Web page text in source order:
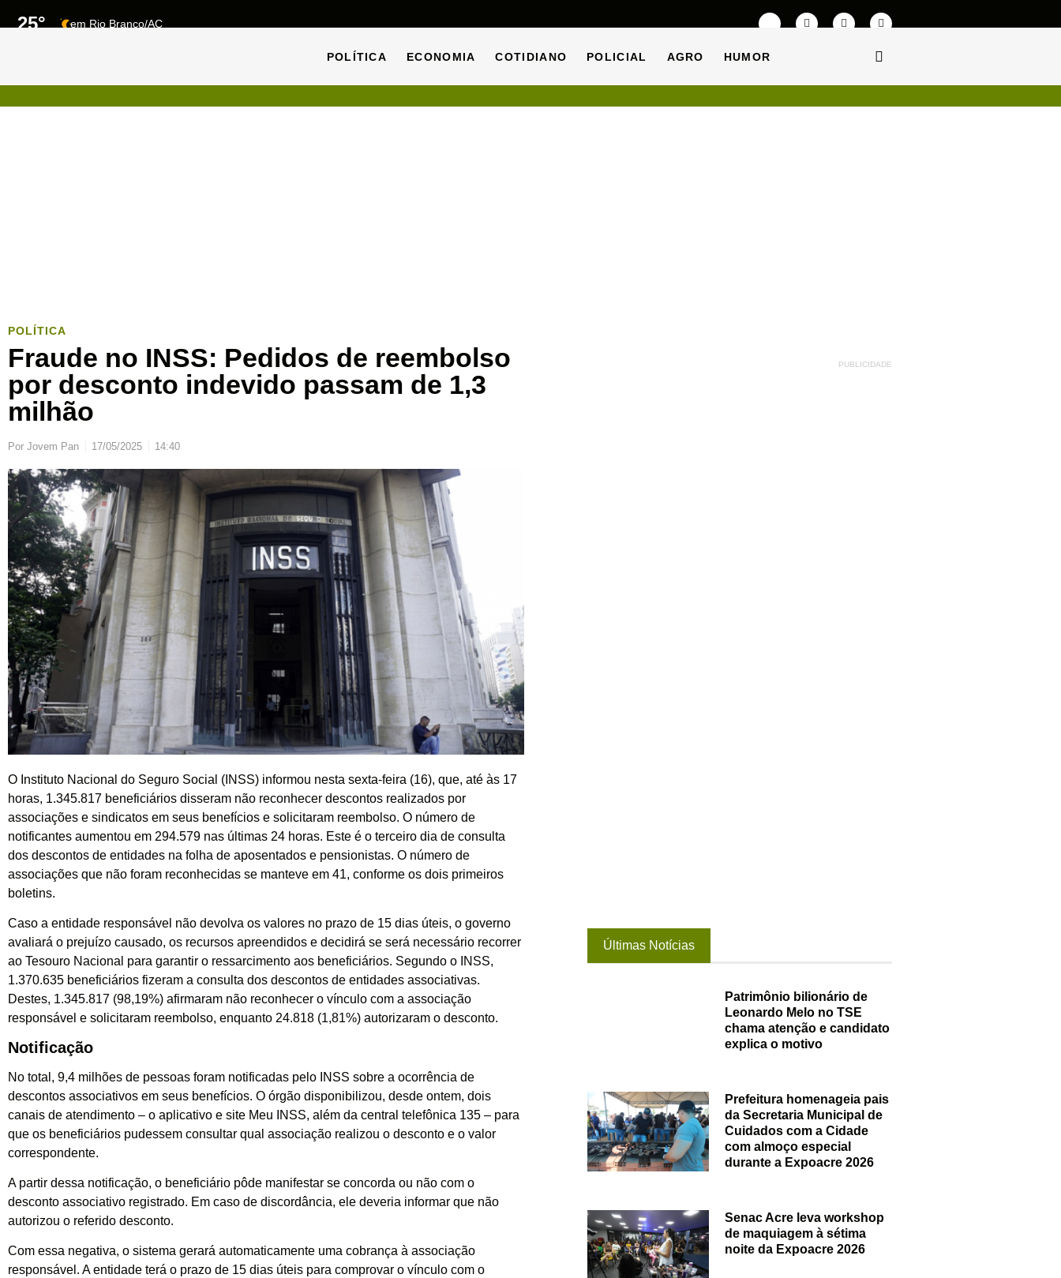
25° em Rio Branco/AC
POLÍTICA ECONOMIA COTIDIANO POLICIAL AGRO HUMOR
POLÍTICA
Fraude no INSS: Pedidos de reembolso
por desconto indevido passam de 1,3
milhão
Por Jovem Pan 17/05/2025 14:40
O Instituto Nacional do Seguro Social (INSS) informou nesta sexta-feira (16), que, até às 17
horas, 1.345.817 beneficiários disseram não reconhecer descontos realizados por
associações e sindicatos em seus benefícios e solicitaram reembolso. O número de
notificantes aumentou em 294.579 nas últimas 24 horas. Este é o terceiro dia de consulta
dos descontos de entidades na folha de aposentados e pensionistas. O número de
associações que não foram reconhecidas se manteve em 41, conforme os dois primeiros
boletins.
Caso a entidade responsável não devolva os valores no prazo de 15 dias úteis, o governo
avaliará o prejuízo causado, os recursos apreendidos e decidirá se será necessário recorrer
ao Tesouro Nacional para garantir o ressarcimento aos beneficiários. Segundo o INSS,
1.370.635 beneficiários fizeram a consulta dos descontos de entidades associativas.
Destes, 1.345.817 (98,19%) afirmaram não reconhecer o vínculo com a associação
responsável e solicitaram reembolso, enquanto 24.818 (1,81%) autorizaram o desconto.
Notificação
No total, 9,4 milhões de pessoas foram notificadas pelo INSS sobre a ocorrência de
descontos associativos em seus benefícios. O órgão disponibilizou, desde ontem, dois
canais de atendimento – o aplicativo e site Meu INSS, além da central telefônica 135 – para
que os beneficiários pudessem consultar qual associação realizou o desconto e o valor
correspondente.
A partir dessa notificação, o beneficiário pôde manifestar se concorda ou não com o
desconto associativo registrado. Em caso de discordância, ele deveria informar que não
autorizou o referido desconto.
Com essa negativa, o sistema gerará automaticamente uma cobrança à associação
responsável. A entidade terá o prazo de 15 dias úteis para comprovar o vínculo com o
PUBLICIDADE
Últimas Notícias
Patrimônio bilionário de
Leonardo Melo no TSE
chama atenção e candidato
explica o motivo
Prefeitura homenageia pais
da Secretaria Municipal de
Cuidados com a Cidade
com almoço especial
durante a Expoacre 2026
Senac Acre leva workshop
de maquiagem à sétima
noite da Expoacre 2026